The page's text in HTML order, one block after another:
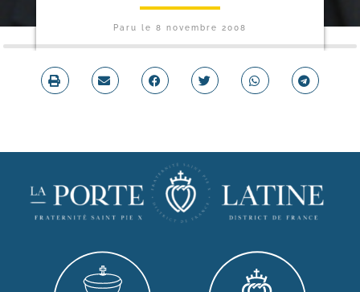
Paru le 8 novembre 2008